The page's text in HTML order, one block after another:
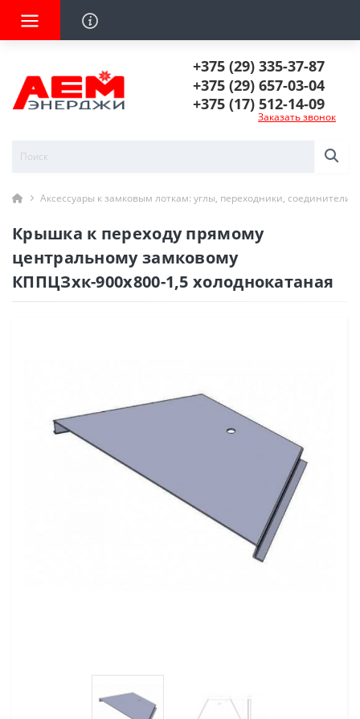
+375 (29) 335-37-87
+375 (29) 657-03-04
+375 (17) 512-14-09
Заказать звонок
Аксессуары к замковым лоткам: углы, переходники, соединители
Крышка к переходу прямому
центральному замковому
КППЦЗхк-900х800-1,5 холоднокатаная